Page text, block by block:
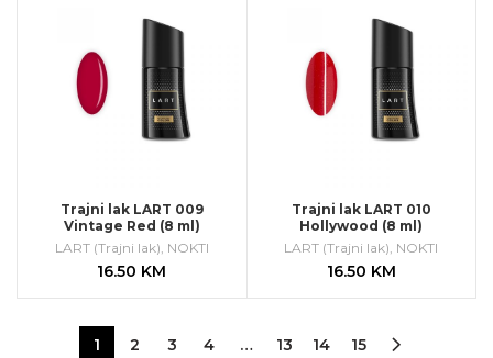
Trajni lak LART 009
Vintage Red (8 ml)
LART (Trajni lak), NOKTI
16.50 KM
Trajni lak LART 010
Hollywood (8 ml)
LART (Trajni lak), NOKTI
16.50 KM
1 2 3 4 … 13 14 15